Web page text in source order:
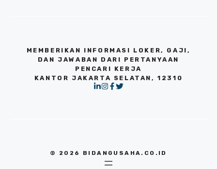
MEMBERIKAN INFORMASI LOKER, GAJI,
DAN JAWABAN DARI PERTANYAAN
PENCARI KERJA
KANTOR JAKARTA SELATAN, 12310
© 2026 BIDANGUSAHA.CO.ID